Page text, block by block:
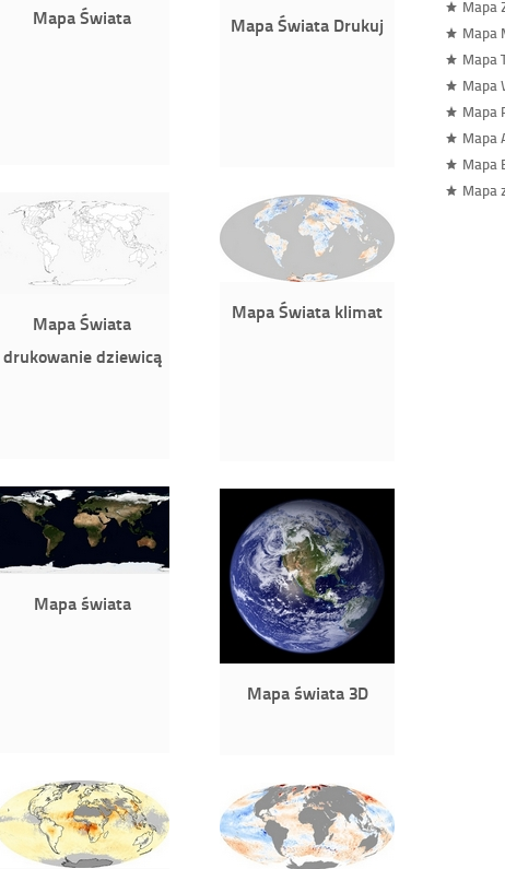
Mapa Świata Mapa Świata Drukuj
Mapa Świata
drukowanie dziewicą
Mapa Świata klimat
Mapa świata
Mapa świata 3D
Mapa
Mapa
Mapa
Mapa
Mapa
Mapa
Mapa
Mapa